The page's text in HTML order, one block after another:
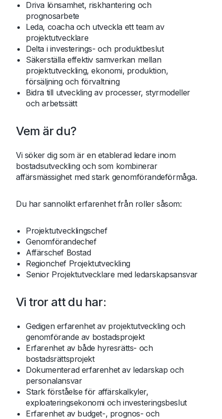
Driva lönsamhet, riskhantering och
prognosarbete
Leda, coacha och utveckla ett team av
projektutvecklare
Delta i investerings- och produktbeslut
Säkerställa effektiv samverkan mellan
projektutveckling, ekonomi, produktion,
försäljning och förvaltning
Bidra till utveckling av processer, styrmodeller
och arbetssätt
Vem är du?
Vi söker dig som är en etablerad ledare inom
bostadsutveckling och som kombinerar
affärsmässighet med stark genomförandeförmåga.
Du har sannolikt erfarenhet från roller såsom:
Projektutvecklingschef
Genomförandechef
Affärschef Bostad
Regionchef Projektutveckling
Senior Projektutvecklare med ledarskapsansvar
Vi tror att du har:
Gedigen erfarenhet av projektutveckling och
genomförande av bostadsprojekt
Erfarenhet av både hyresrätts- och
bostadsrättsprojekt
Dokumenterad erfarenhet av ledarskap och
personalansvar
Stark förståelse för affärskalkyler,
exploateringsekonomi och investeringsbeslut
Erfarenhet av budget-, prognos- och